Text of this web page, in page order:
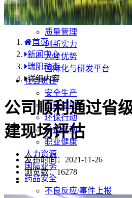
学术合规
企业优势
质量管理
创新实力
人才优势
国际化与研发平台
社会责任
安全生产
节能减排
环保行动
公益活动
职业健康
人力资源
国际业务
药品安全
不良反应/事件上报
首页
新闻中心
瑞阳动态
详细内容
公司顺利通过省
建现场评估
发布时间：2021-11-26
浏览数：16278